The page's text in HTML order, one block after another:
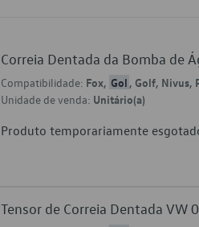
Correia Dentada da Bomba de
Compatibilidade: Fox, Gol , Golf, Nivus,
Unidade de venda: Unitário(a)
Produto temporariamente
Tensor de Correia Dentada VW